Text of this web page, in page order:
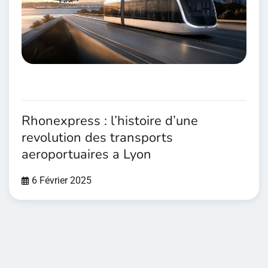
Rhonexpress : l’histoire d’une
revolution des transports
aeroportuaires a Lyon
6 Février 2025